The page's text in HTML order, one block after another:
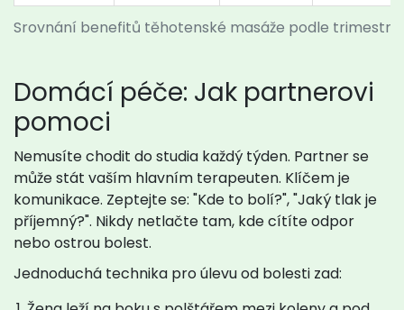
Srovnání benefitů těhotenské masáže podle trimestru
Domácí péče: Jak partnerovi
pomoci
Nemusíte chodit do studia každý týden. Partner se
může stát vaším hlavním terapeuten. Klíčem je
komunikace. Zeptejte se: "Kde to bolí?", "Jaký tlak je
příjemný?". Nikdy netlačte tam, kde cítíte odpor
nebo ostrou bolest.
Jednoduchá technika pro úlevu od bolesti zad: